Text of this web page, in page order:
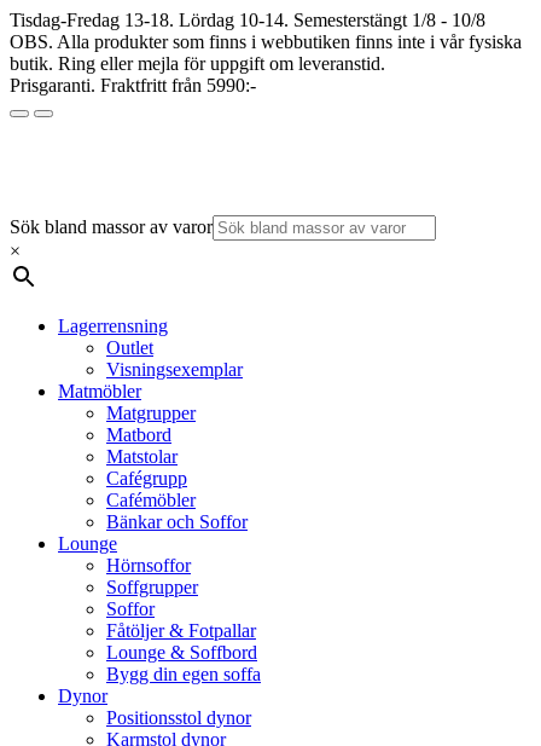
Tisdag-Fredag 13-18. Lördag 10-14. Semesterstängt 1/8 - 10/8
OBS. Alla produkter som finns i webbutiken finns inte i vår fysiska
butik. Ring eller mejla för uppgift om leveranstid.
Prisgaranti. Fraktfritt från 5990:-
Sök bland massor av varor
×
Lagerrensning
Outlet
Visningsexemplar
Matmöbler
Matgrupper
Matbord
Matstolar
Cafégrupp
Cafémöbler
Bänkar och Soffor
Lounge
Hörnsoffor
Soffgrupper
Soffor
Fåtöljer & Fotpallar
Lounge & Soffbord
Bygg din egen soffa
Dynor
Positionsstol dynor
Karmstol dynor